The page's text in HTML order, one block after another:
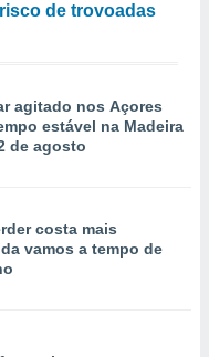
de trovoadas
agitado nos Açores
estável na Madeira
de agosto
costa mais
vamos a tempo de